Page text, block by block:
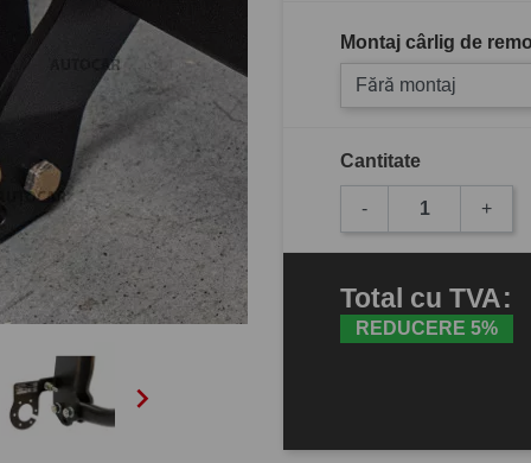

Montaj cârlig de
Fără montaj
Cantitate
- +
Total cu TVA:
REDUCERE 5%